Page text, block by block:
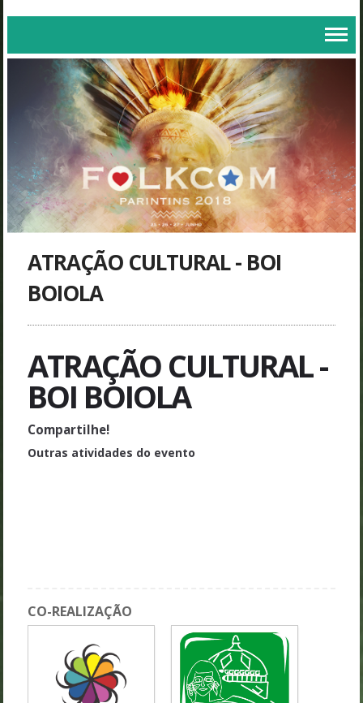
ATRAÇÃO CULTURAL - BOI
BOIOLA
ATRAÇÃO CULTURAL -
BOI BOIOLA
Compartilhe!
Outras atividades do evento
CO-REALIZAÇÃO